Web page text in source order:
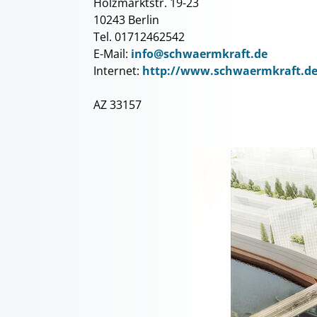
10243 Berlin
Tel. 01712462542
E-Mail: info@schwaermkraft.de
Internet: http://www.schwaermkraft.de
AZ 33157